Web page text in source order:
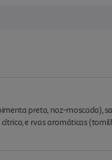
preta, noz-moscada),
e rvas aromáticas